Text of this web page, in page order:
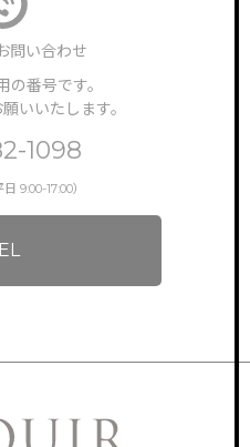
ッフの声
サロン一覧
新着情報
ンスタグラム
問い合わせ
番号です。
いいたします。
1098
9:00-17:00）